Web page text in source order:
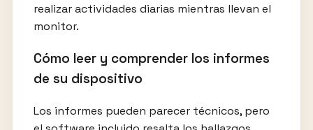
realizar actividades diarias mientras llevan el
monitor.
Cómo leer y comprender los informes
de su dispositivo
Los informes pueden parecer técnicos, pero